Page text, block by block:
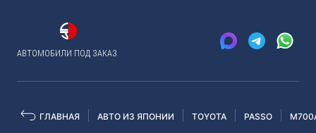
АВТОМОБИЛИ ПОД ЗАКАЗ
ГЛАВНАЯ АВТО ИЗ ЯПОНИИ TOYOTA PASSO